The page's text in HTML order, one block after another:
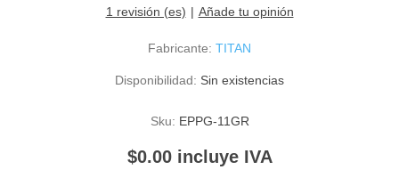
1 revisión (es) Añade tu opinión
Fabricante: TITAN
Disponibilidad: Sin existencias
Sku: EPPG-11GR
$0.00 incluye IVA